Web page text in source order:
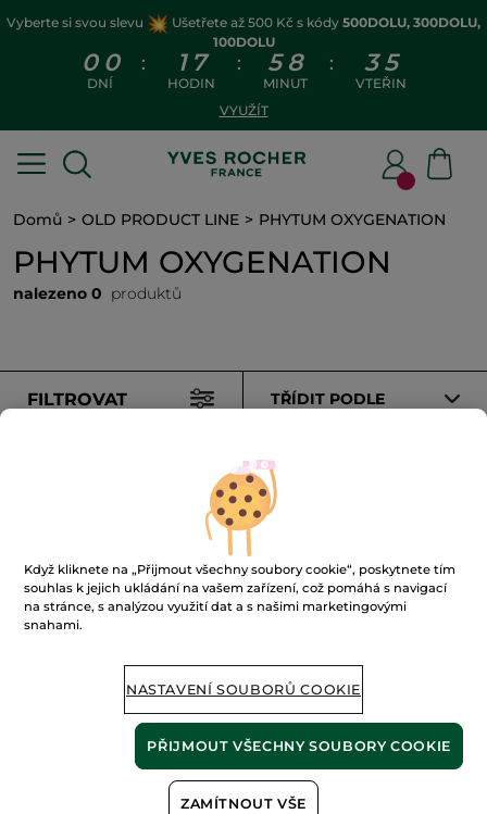
Vyberte si svou slevu Ušetřete až 500 Kč s kódy 500DOLU, 300DOLU,
100DOLU
0 0
DNÍ
: 1 7
HODIN
: 5 8
MINUT
: 3 5
VTEŘIN
VYUŽÍT
Domů OLD PRODUCT LINE PHYTUM OXYGENATION
PHYTUM OXYGENATION
nalezeno 0 produktů
FILTROVAT TŘÍDIT PODLE
100%rostlinné
extrakty
60 hektarů
ekologických polí
Zobrazit více
Když kliknete na „Přijmout všechny soubory cookie“, poskytnete tím
souhlas k jejich ukládání na vašem zařízení, což pomáhá s navigací
na stránce, s analýzou využití dat a s našimi marketingovými
snahami.
NASTAVENÍ SOUBORŮ COOKIE
ZAMÍTNOUT VŠE
PŘIJMOUT VŠECHNY SOUBORY COOKIE